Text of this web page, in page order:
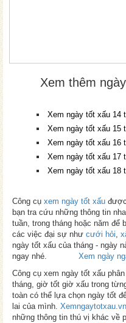
Xem thêm
Xem ngày tốt xấu 14
Xem ngày tốt xấu 15
Xem ngày tốt xấu 16
Xem ngày tốt xấu 17
Xem ngày tốt xấu 18
Công cụ xem ngày tốt xấu
bạn tra cứu những thông tin
tuần, trong tháng hoặc năm để
các việc đại sự như cưới hỏi,
ngày tốt xấu của tháng - ngày
ngay nhé.
Xem ngày
Công cụ xem ngày tốt xấu
tháng, giờ tốt giờ xấu trong
toàn có thể lựa chọn ngày tốt
lai của mình. Xemngaytotxau.vn
những thông tin thú vị khác về